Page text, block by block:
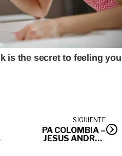
SIGUIENTE
PA COLOMBIA –
JESUS ANDRES